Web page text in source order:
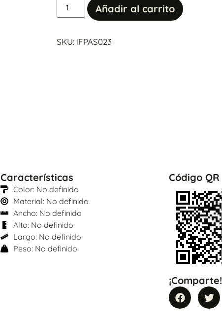
Añadir al carrito
SKU: IFPAS023
Características
Color: No definido
Material: No definido
Ancho: No definido
Alto: No definido
Largo: No definido
Peso: No definido
Código QR
¡Comparte!